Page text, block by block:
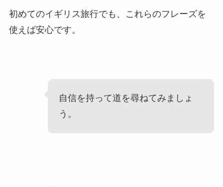
初めてのイギリス旅行でも、これらのフレーズを
使えば安心です。
自信を持って道を尋ねてみましょ
う。